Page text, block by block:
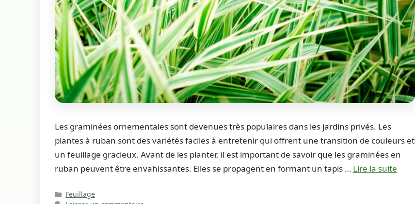
Les graminées ornementales sont devenues très populaires dans les jardins privés. Les
plantes à ruban sont des variétés faciles à entretenir qui offrent une transition de couleurs et
un feuillage gracieux. Avant de les planter, il est important de savoir que les graminées en
ruban peuvent être envahissantes. Elles se propagent en formant un tapis … Lire la suite
Catégories
Feuillage